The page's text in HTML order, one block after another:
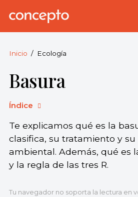
Concepto.
derechos
reservados.
Inicio Ecología
Basura
Índice
Te explicamos qué es la
clasifica, su tratamiento y
ambiental. Además, qué es
y la regla de las tres R.
Tu navegador no soporta la lectura en